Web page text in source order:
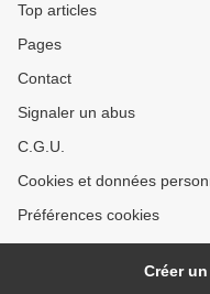
Top articles
Pages
Contact
Signaler un abus
C.G.U.
Cookies et données
Préférences cookies
Créer